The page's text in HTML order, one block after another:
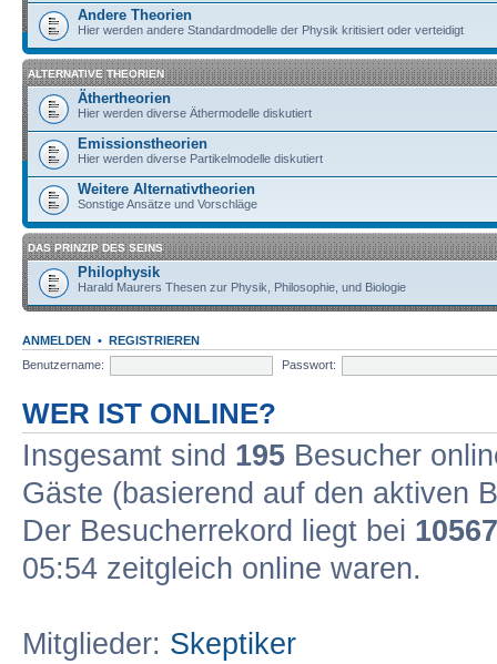
Andere Theorien
Hier werden andere Standardmodelle der Physik kritisiert oder verteidigt
ALTERNATIVE THEORIEN
Äthertheorien
Hier werden diverse Äthermodelle diskutiert
Emissionstheorien
Hier werden diverse Partikelmodelle diskutiert
Weitere Alternativtheorien
Sonstige Ansätze und Vorschläge
DAS PRINZIP DES SEINS
Philophysik
Harald Maurers Thesen zur Physik, Philosophie, und Biologie
ANMELDEN • REGISTRIEREN
Benutzername:
Passwort:
WER IST ONLINE?
Insgesamt sind 195 Besucher
Gäste (basierend auf den aktiven
Der Besucherrekord liegt bei 10567
05:54 zeitgleich online waren.
Mitglieder: Skeptiker